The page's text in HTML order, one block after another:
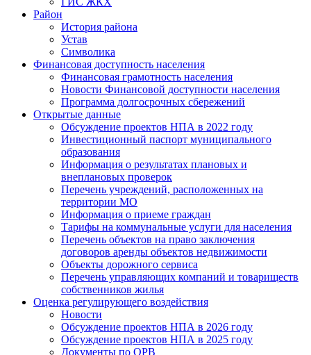
Район
История района
Устав
Символика
Финансовая доступность населения
Финансовая грамотность населения
Новости Финансовой доступности населения
Программа долгосрочных сбережений
Открытые данные
Обсуждение проектов НПА в 2022 году
Инвестиционный паспорт муниципального
образования
Информация о результатах плановых и
внеплановых проверок
Перечень учреждений, расположенных на
территории МО
Информация о приеме граждан
Тарифы на коммунальные услуги для населения
Перечень объектов на право заключения
договоров аренды объектов недвижимости
Объекты дорожного сервиса
Перечень управляющих компаний и товариществ
собственников жилья
Оценка регулирующего воздействия
Новости
Обсуждение проектов НПА в 2026 году
Обсуждение проектов НПА в 2025 году
Документы по ОРВ